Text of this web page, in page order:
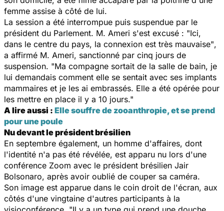
femme assise à côté de lui.
La session a été interrompue puis suspendue par le
président du Parlement. M. Ameri s'est excusé : "Ici,
dans le centre du pays, la connexion est très mauvaise",
a affirmé M. Ameri, sanctionné par cinq jours de
suspension. "Ma compagne sortait de la salle de bain, je
lui demandais comment elle se sentait avec ses implants
mammaires et je les ai embrassés. Elle a été opérée pour
les mettre en place il y a 10 jours."
A lire aussi : Elle souffre de zooanthropie, et se prend
pour une poule
Nu devant le président brésilien
En septembre également, un homme d'affaires, dont
l'identité n'a pas été révélée, est apparu nu lors d'une
conférence Zoom avec le président brésilien Jair
Bolsonaro, après avoir oublié de couper sa caméra.
Son image est apparue dans le coin droit de l'écran, aux
côtés d'une vingtaine d'autres participants à la